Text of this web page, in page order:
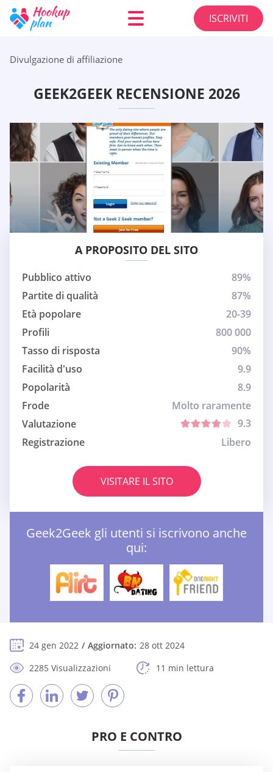
ISCRIVITI
Divulgazione di affiliazione
GEEK2GEEK RECENSIONE 2026
A PROPOSITO DEL SITO
Pubblico attivo
89%
Partite di qualità
87%
Età popolare
20-39
Profili
800 000
Tasso di risposta
90%
Facilità d'uso
9.9
Popolarità
8.9
Frode
Molto raramente
Valutazione
9.3
Registrazione
Libero
VISITARE IL SITO
Geek2Geek gli utenti si iscrivono anche
qui:
24 gen 2022 Aggiornato: 28 ott 2024
2285 Visualizzazioni
11 min lettura
PRO E CONTRO